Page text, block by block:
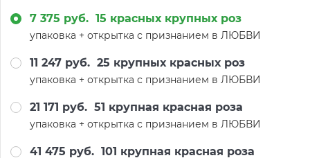
7 375 руб. 15 красных крупных роз
упаковка + открытка с признанием в ЛЮБВИ
11 247 руб. 25 крупных красных роз
упаковка + открытка с признанием в ЛЮБВИ
21 171 руб. 51 крупная красная роза
упаковка + открытка с признанием в ЛЮБВИ
41 475 руб. 101 крупная красная роза